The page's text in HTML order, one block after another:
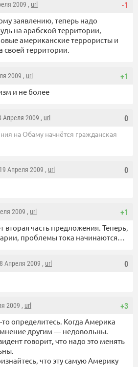
-1
2009 , url
заявлению, теперь надо
на арабской территории,
американские террористы и
своей территории.
+1
2009 , url
и не более
0
Апреля 2009 , url
на Обаму начнётся гражданская
0
Апреля 2009 , url
+1
2009 , url
вторая часть предложения. Теперь,
проблемы тока начинаются…
0
Апреля 2009 , url
+3
2009 , url
то определитесь. Когда Америка
мнение другим — недовольны.
говорит, что надо это менять
что эту самую Америку